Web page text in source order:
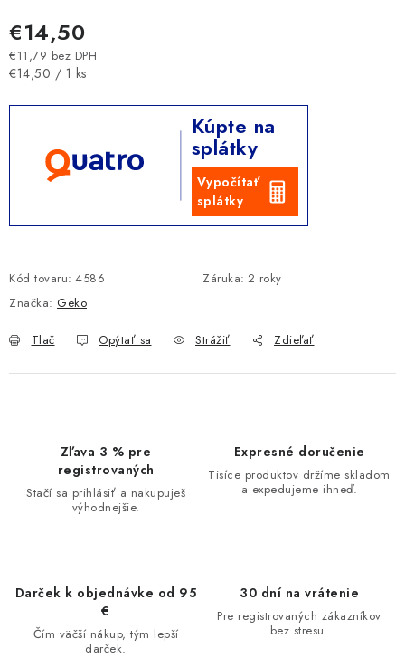
€14,50
€11,79 bez DPH
Jednotková cena:
€14,50 / 1 ks
Kúpte na
splátky
Vypočítať
splátky
Kód tovaru: 4586 Záruka: 2 roky
Značka: Geko
Tlač Opýtať sa Strážiť Zdieľať
Zľava 3 % pre
registrovaných
Stačí sa prihlásiť a nakupuješ
výhodnejšie.
Expresné doručenie
Tisíce produktov držíme skladom
a expedujeme ihneď.
Darček k objednávke od 95
€
Čím väčší nákup, tým lepší
darček.
30 dní na vrátenie
Pre registrovaných zákazníkov
bez stresu.